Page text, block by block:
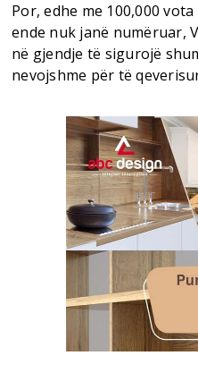
Por, edhe me 100,000
ende nuk janë numëruar,
në gjendje të sigurojë
nevojshme për të